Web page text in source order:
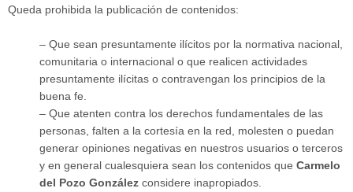
Queda prohibida la publicación de contenidos:
– Que sean presuntamente ilícitos por la normativa nacional,
comunitaria o internacional o que realicen actividades
presuntamente ilícitas o contravengan los principios de la
buena fe.
– Que atenten contra los derechos fundamentales de las
personas, falten a la cortesía en la red, molesten o puedan
generar opiniones negativas en nuestros usuarios o terceros
y en general cualesquiera sean los contenidos que Carmelo
del Pozo González considere inapropiados.